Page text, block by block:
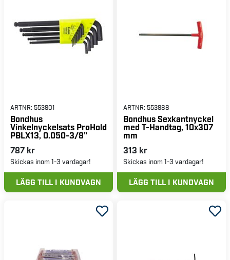
ARTNR: 553901
Bondhus
Vinkelnyckelsats ProHold
PBLX13, 0.050-3/8"
787 kr
Skickas inom 1-3 vardagar!
LÄGG TILL I KUNDVAGN
ARTNR: 553988
Bondhus Sexkantnyckel
med T-Handtag, 10x307
mm
313 kr
Skickas inom 1-3 vardagar!
LÄGG TILL I KUNDVAGN